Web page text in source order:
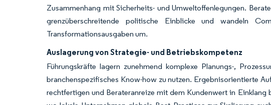
Zusammenhang mit Sicherheits- und Umweltoffenlegungen.
grenzüberschreitende politische Einblicke und wandeln
Transformationsausgaben um.
Auslagerung von Strategie- und Betriebskompetenz
Führungskräfte lagern zunehmend komplexe Planungs-,
branchenspezifisches Know-how zu nutzen. Ergebnisorientierte
rechtfertigen und Berateranreize mit dem Kundenwert in